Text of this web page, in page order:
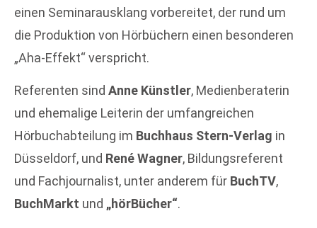
einen Seminarausklang vorbereitet, der rund um
die Produktion von Hörbüchern einen besonderen
„Aha-Effekt“ verspricht.
Referenten sind Anne Künstler, Medienberaterin
und ehemalige Leiterin der umfangreichen
Hörbuchabteilung im Buchhaus Stern-Verlag in
Düsseldorf, und René Wagner, Bildungsreferent
und Fachjournalist, unter anderem für BuchTV,
BuchMarkt und „hörBücher“.